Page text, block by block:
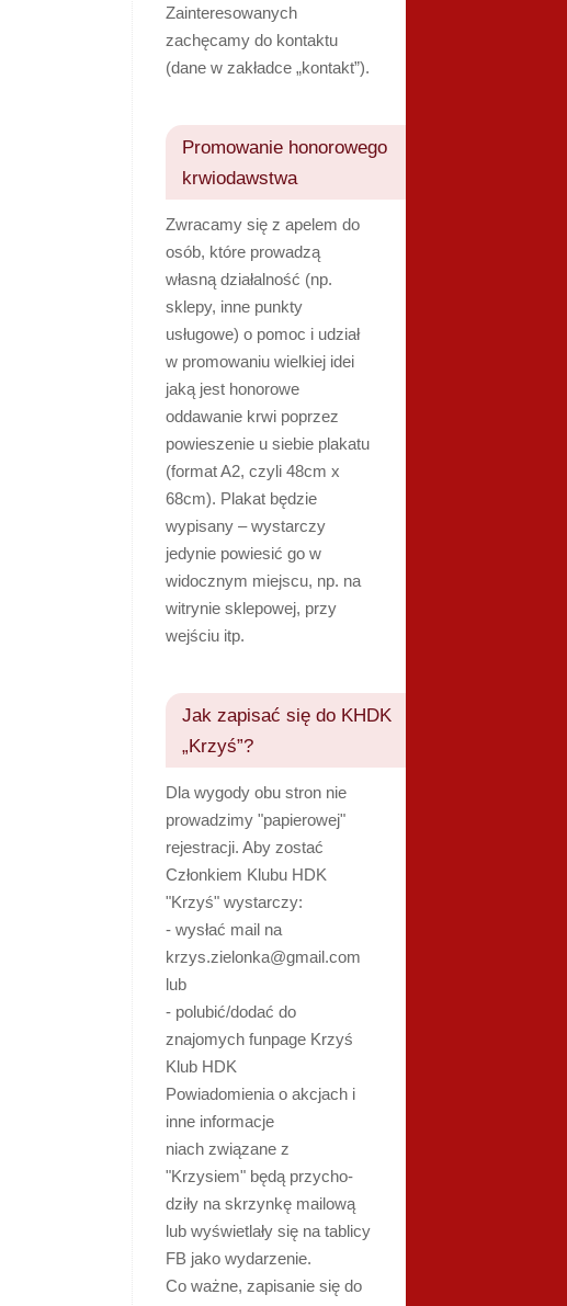
Zainteresowanych
zachęcamy do kontaktu
(dane w zakładce „kontakt”).
Promowanie honorowego
krwiodawstwa
Zwracamy się z apelem do
osób, które prowadzą
własną działalność (np.
sklepy, inne punkty
usługowe) o pomoc i udział
w promowaniu wielkiej idei
jaką jest honorowe
oddawanie krwi poprzez
powieszenie u siebie plakatu
(format A2, czyli 48cm x
68cm). Plakat będzie
wypisany – wystarczy
jedynie powiesić go w
widocznym miejscu, np. na
witrynie sklepowej, przy
wejściu itp.
Jak zapisać się do KHDK
„Krzyś”?
Dla wygody obu stron nie
prowadzimy "papierowej"
rejestracji. Aby zostać
Członkiem Klubu HDK
"Krzyś" wystarczy:
- wysłać mail na
krzys.zielonka@gmail.com
lub
- polubić/dodać do
znajomych funpage Krzyś
Klub HDK
Powiadomienia o akcjach i
inne informacje
niach związane z
"Krzysiem" będą przycho-
dziły na skrzynkę mailową
lub wyświetlały się na tablicy
FB jako wydarzenie.
Co ważne, zapisanie się do